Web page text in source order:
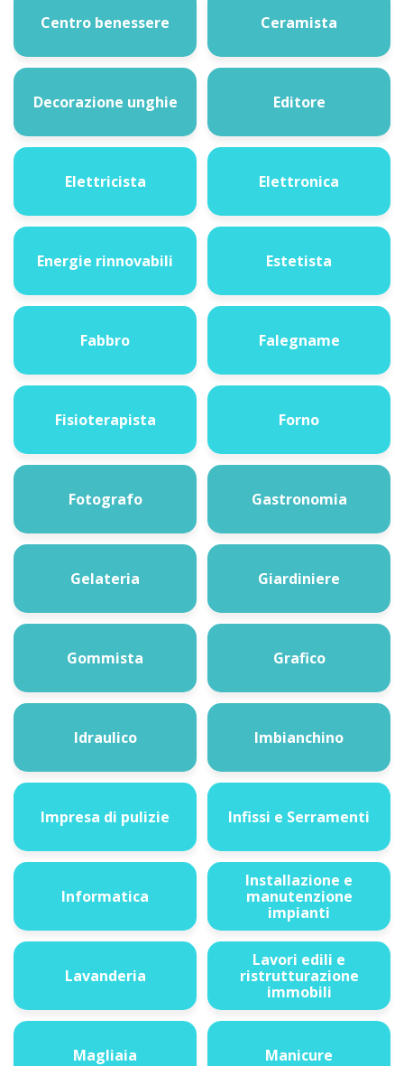
Centro benessere Ceramista
Decorazione unghie Editore
Elettricista Elettronica
Energie rinnovabili Estetista
Fabbro Falegname
Fisioterapista Forno
Fotografo Gastronomia
Gelateria Giardiniere
Gommista Grafico
Idraulico Imbianchino
Impresa di pulizie Infissi e Serramenti
Informatica
Installazione e
manutenzione
impianti
Lavanderia
Lavori edili e
ristrutturazione
immobili
Magliaia Manicure